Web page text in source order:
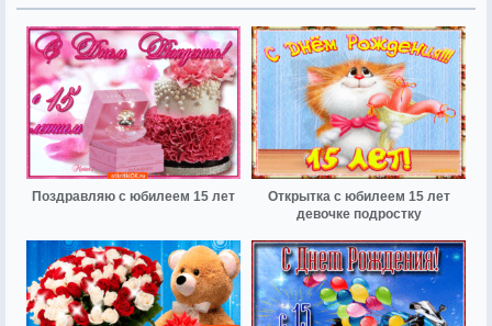
Поздравляю с юбилеем 15 лет
Открытка с юбилеем 15 лет
девочке подростку